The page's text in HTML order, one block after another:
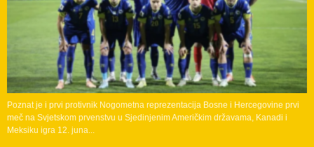
Poznat je i prvi protivnik Nogometna reprezentacija Bosne i Hercegovine prvi
meč na Svjetskom prvenstvu u Sjedinjenim Američkim državama, Kanadi i
Meksiku igra 12. juna...